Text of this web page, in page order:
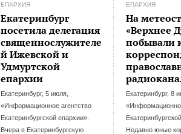
ЕПАРХИЯ
Екатеринбург
посетила делегация
священнослужителе
й Ижевской и
Удмуртской
епархии
Екатеринбург, 5 июля,
«Информационное агентство
Екатеринбургской епархии».
Вчера в Екатеринбургскую
ЕПАРХИЯ
На
«Верхнее
побывали
Екатеринбург, 8
Недавно юные